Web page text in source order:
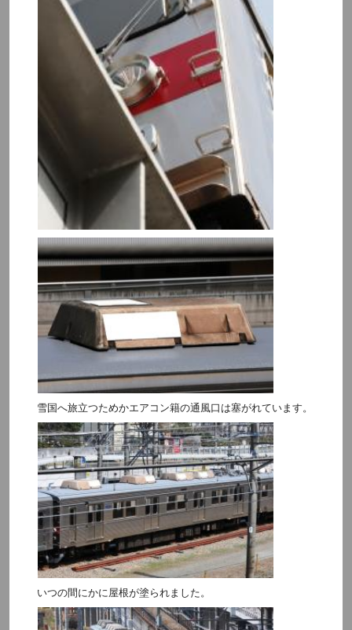
雪国へ旅立つためかエアコン籍の通風口は塞がれています。
いつの間にかに屋根が塗られました。